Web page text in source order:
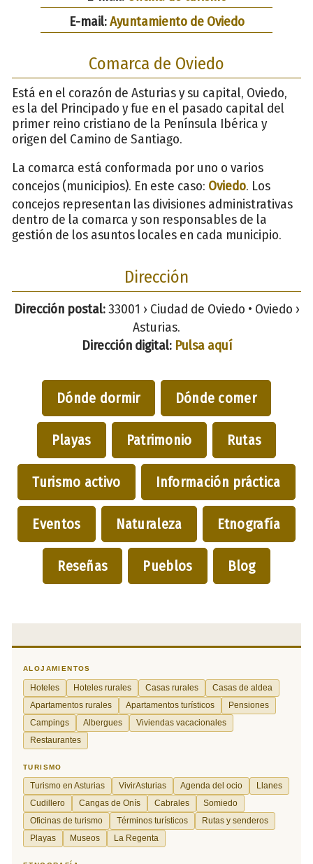
E-mail:Ayuntamiento de Oviedo
Comarca de Oviedo
Está en el corazón de Asturias y su capital, Oviedo,
es la del Principado y fue en el pasado capital del
primer reino cristiano de la Península Ibérica y
origen del Camino de Santiago.
La comarca está conformada por uno o varios
concejos (municipios). En este caso: Oviedo. Los
concejos representan las divisiones administrativas
dentro de la comarca y son responsables de la
gestión de los asuntos locales en cada municipio.
Dirección
Dirección postal:33001 › Ciudad de Oviedo • Oviedo ›
Asturias.
Dirección digital: Pulsa aquí
Dónde dormir Dónde comer
Playas Patrimonio Rutas
Turismo activo Información práctica
Eventos Naturaleza Etnografía
Reseñas Pueblos Blog